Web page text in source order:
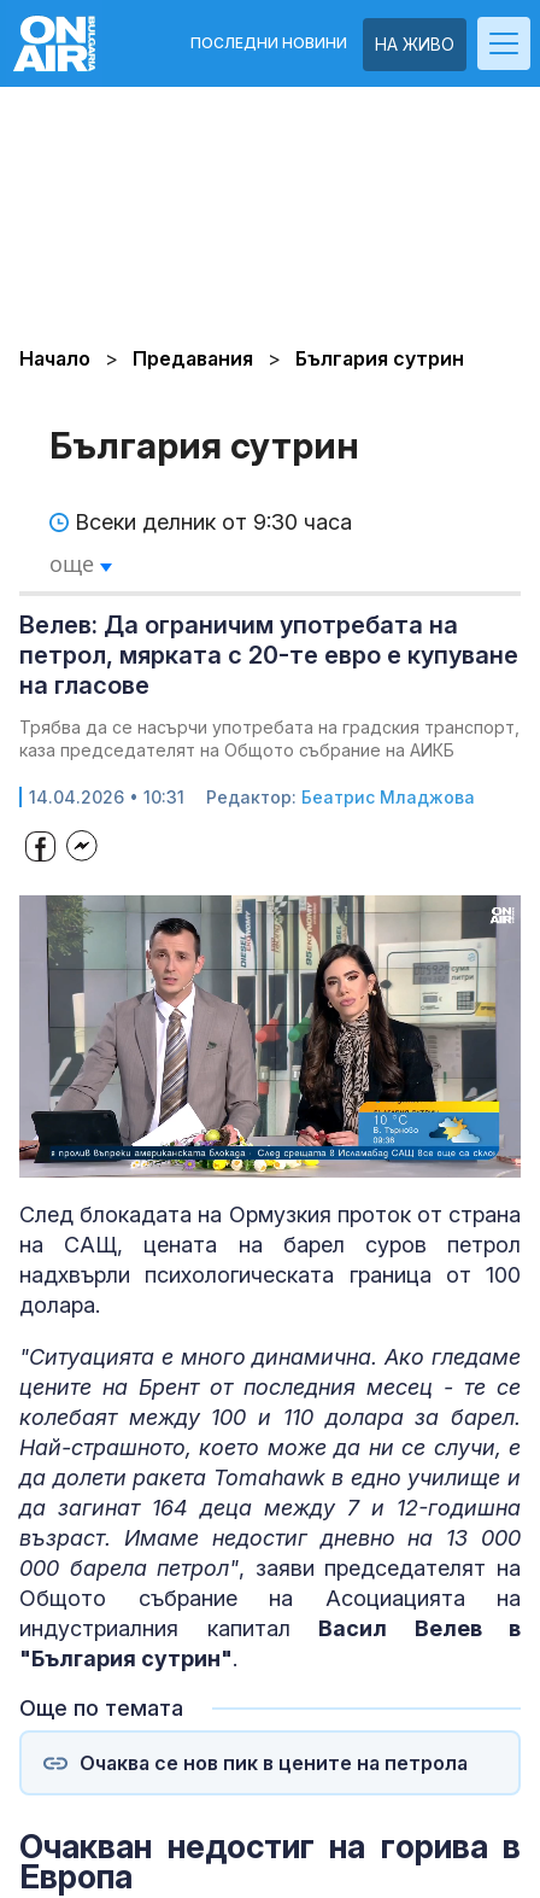
НА ЖИВО
ПОСЛЕДНИ НОВИНИ
Начало Предавания България сутрин
България сутрин
Всеки делник от 9:30 часа
още
Велев: Да ограничим употребата на
петрол, мярката с 20-те евро е купуване
на гласове
Трябва да се насърчи употребата на градския транспорт,
каза председателят на Общото събрание на АИКБ
14.04.2026 • 10:31 Редактор: Беатрис Младжова
Unmute Loaded:
4.68%
След блoкaдата на Ормузкия проток от страна
на САЩ, цената на барел суров петрол
надхвърли психологическата граница от 100
долара.
"Ситуацията е много динамична. Ако гледаме
цените на Брент от последния месец - те се
колебаят между 100 и 110 долара за барел.
Най-страшното, което може да ни се случи, е
да долети ракета Tomahawk в едно училище и
да загинат 164 деца между 7 и 12-годишна
възраст. Имаме недостиг дневно на 13 000
000 барела петрол", заяви председателят на
Общото събрание на Асоциацията на
индустриалния капитал Васил Велев в
"България сутрин".
Още по темата
Очаква се нов пик в цените на петрола
Очакван недостиг на горива в
Европа